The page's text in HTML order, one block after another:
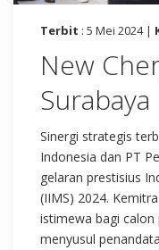
Terbit : 5 Mei 2024 |
New
Surabaya
Sinergi strategis
Indonesia dan PT
gelaran prestisius
(IIMS) 2024.
istimewa bagi calon
menyusul